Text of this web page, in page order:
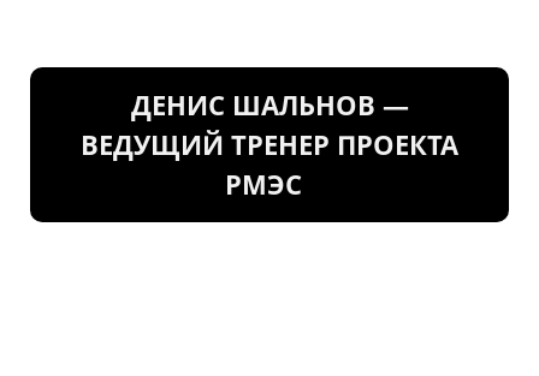
ДЕНИС ШАЛЬНОВ —
ВЕДУЩИЙ ТРЕНЕР ПРОЕКТА
РМЭС